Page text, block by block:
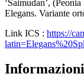
‘Saimudan’,
Elegans. Variante
Link ICS : https://